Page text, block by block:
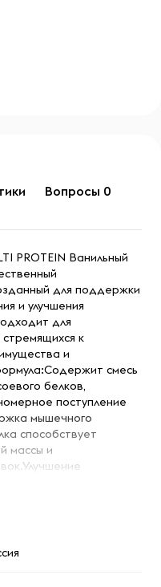
Вопросы 0
PROTEIN Ванильный
для поддержки
и улучшения
для
к
и
смесь
белков,
поступление
мышечного
способствует
массы и
физических нагрузок,
вкус делает прием
и приятным.Легкость в
в воде или молоке,